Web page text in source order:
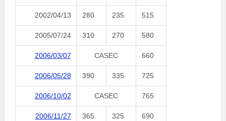
2002/04/13 280 235 515
2005/07/24 310 270 580
2006/03/07 CASEC 660
2006/05/28 390 335 725
2006/10/02 CASEC 765
2006/11/27 365 325 690